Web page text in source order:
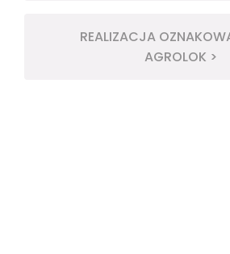
REALIZACJA
AGROLOK >